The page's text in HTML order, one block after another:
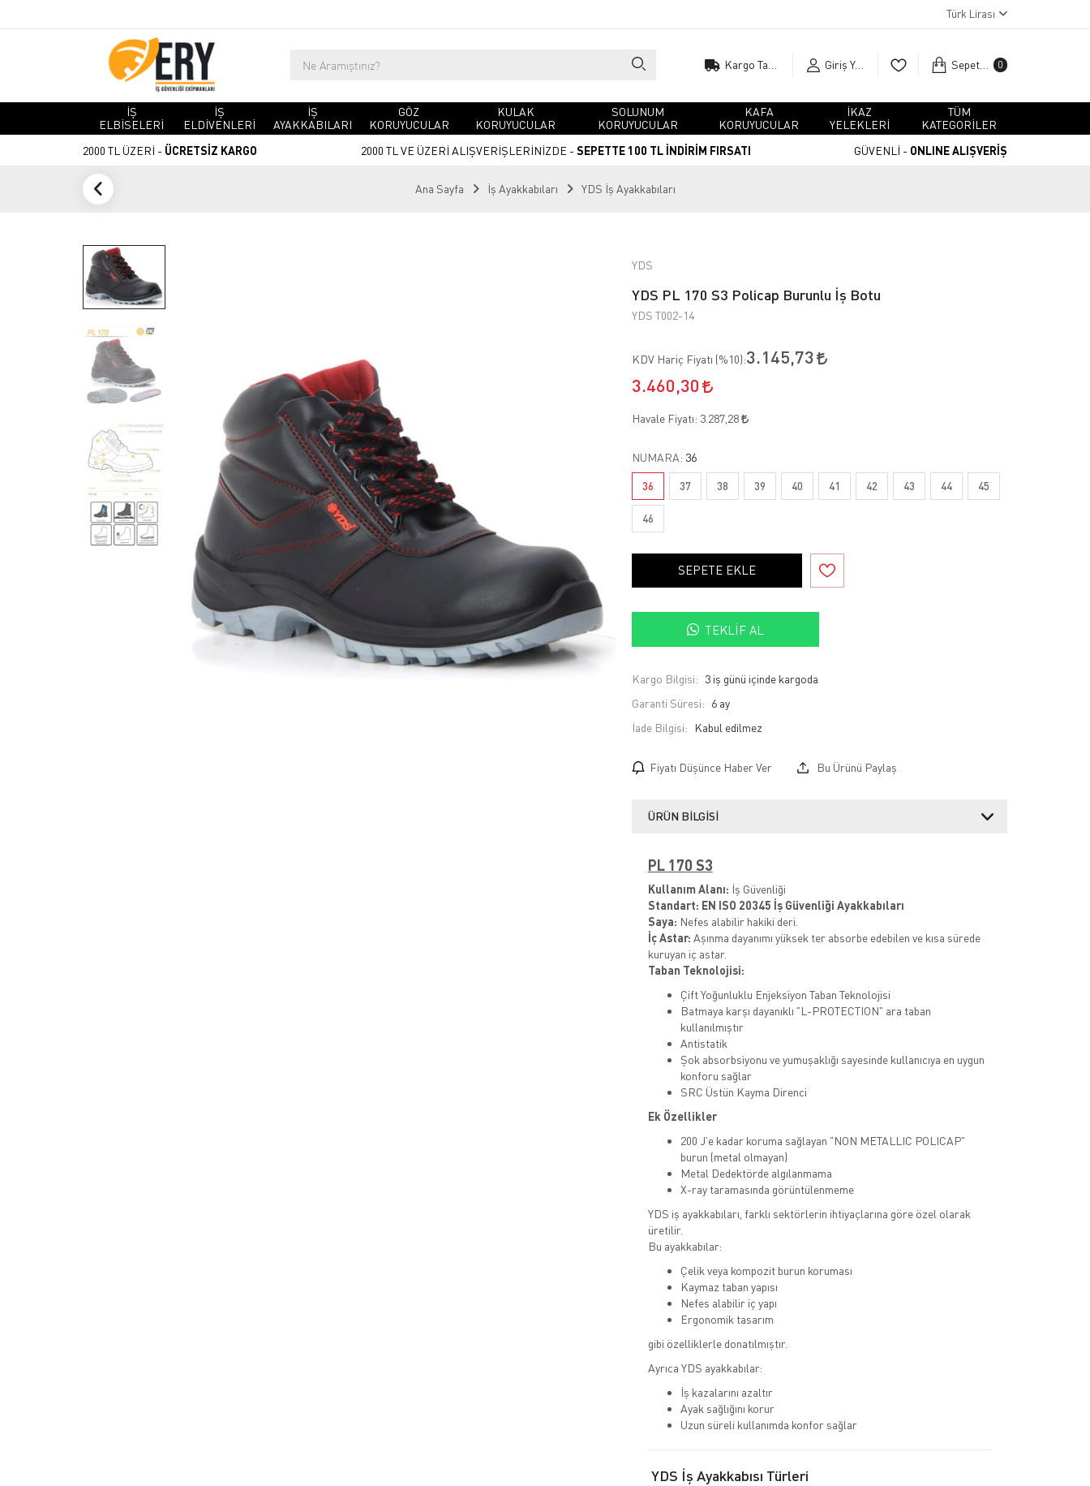
Türk Lirası
Giriş Yap Sepetim 0
İŞ
ELBİSELERİ
İŞ
ELDİVENLERİ
İŞ
AYAKKABILARI
GÖZ
KORUYUCULAR
KULAK
KORUYUCULAR
SOLUNUM
KORUYUCULAR
KAFA
KORUYUCULAR
İKAZ
YELEKLERİ
TÜM
KATEGORİLER
2000 TL ÜZERİ - ÜCRETSİZ KARGO 2000 TL VE ÜZERİ ALIŞVERİŞLERİNİZDE - SEPETTE 100 TL İNDİRİM FIRSATI GÜVENLİ - ONLINE ALIŞVERİŞ
Ana Sayfa İş Ayakkabıları YDS İş Ayakkabıları
YDS
YDS PL 170 S3 Policap Burunlu İş Botu
YDS T002-14
KDV Hariç Fiyatı (%10):3.145,73
3.460,30
Havale Fiyatı: 3.287,28
NUMARA: 36
36 37 38 39 40 41 42 43 44 45
46
SEPETE EKLE
TEKLIF AL
Kargo Bilgisi: 3 iş günü içinde kargoda
Garanti Süresi: 6 ay
İade Bilgisi:
Fiyatı Düşünce Haber Ver Bu Ürünü Paylaş
ÜRÜN BILGISI
PL 170 S3​
Kullanım Alanı: İş Güvenliği
Standart: EN ISO 20345 İş Güvenliği Ayakkabıları
Saya: Nefes alabilir hakiki deri.
İç Astar: Aşınma dayanımı yüksek ter absorbe edebilen ve kısa sürede
kuruyan iç astar.
Taban Teknolojisi:
Çift Yoğunluklu Enjeksiyon Taban Teknolojisi
Batmaya karşı dayanıklı "L-PROTECTION" ara taban
kullanılmıştır
Antistatik
Şok absorbsiyonu ve yumuşaklığı sayesinde kullanıcıya en uygun
konforu sağlar
SRC Üstün Kayma Direnci
Ek Özellikler
200 J'e kadar koruma sağlayan "NON METALLIC POLICAP"
burun (metal olmayan)
Metal Dedektörde algılanmama
X-ray taramasında görüntülenmeme
YDS iş ayakkabıları, farklı sektörlerin ihtiyaçlarına göre özel olarak
üretilir.
Bu ayakkabılar:
Çelik veya kompozit burun koruması
Kaymaz taban yapısı
Nefes alabilir iç yapı
Ergonomik tasarım
gibi özelliklerle donatılmıştır.
Ayrıca YDS ayakkabılar:
İş kazalarını azaltır
Ayak sağlığını korur
Uzun süreli kullanımda konfor sağlar
YDS İş Ayakkabısı Türleri